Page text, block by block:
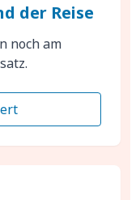
der Reise
noch am